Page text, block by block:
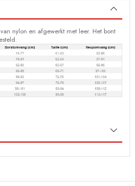
nylon en afgewerkt met leer. Het bont